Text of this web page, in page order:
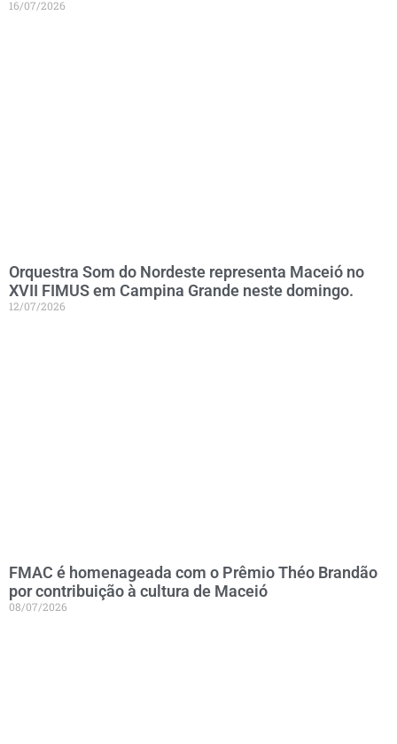
16/07/2026
Orquestra Som do Nordeste representa Maceió no
XVII FIMUS em Campina Grande neste domingo.
12/07/2026
FMAC é homenageada com o Prêmio Théo Brandão
por contribuição à cultura de Maceió
08/07/2026